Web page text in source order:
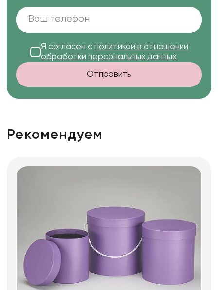
Я согласен с политикой в отношении
обработки персональных данных
Отправить
Рекомендуем